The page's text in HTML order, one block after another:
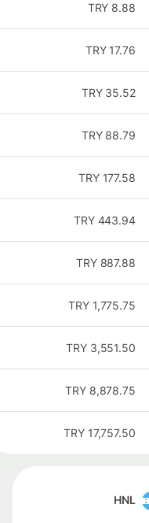
8.88
TRY
17.76
TRY
35.52
TRY
88.79
TRY
177.58
TRY
443.94
TRY
887.88
TRY
1,775.75
TRY
3,551.50
TRY
8,878.75
TRY
17,757.50
TRY
HNL